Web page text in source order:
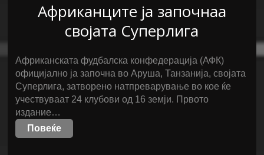
Африканците ја започнаа
својата Суперлига
Африканската фудбалска конфедерација (АФК)
официјално ја започна во Аруша, Танзанија, својата
Суперлига, затворено натпреварување во кое ќе
учествуваат 24 клубови од 16 земји. Првото
издание…
Повеќе